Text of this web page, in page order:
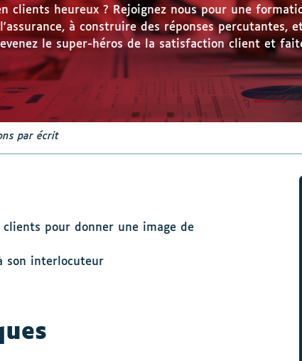
clients heureux ? Rejoignez nous pour une
à construire des réponses percutantes,
le super-héros de la satisfaction client et
par écrit
pour donner une image de
son interlocuteur